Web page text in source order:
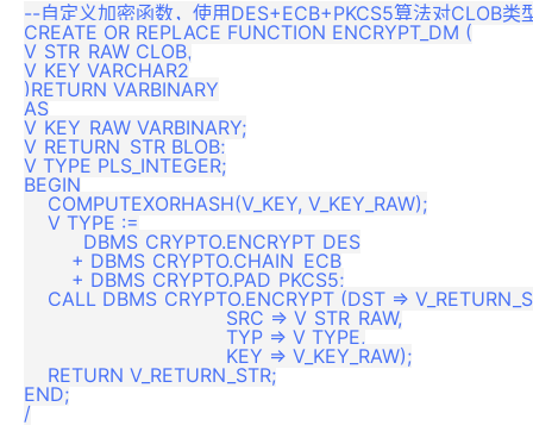
--自定义加密函数，使用DES+ECB+PKCS5算法对CLOB类
CREATE OR REPLACE FUNCTION ENCRYPT_DM (
V_STR_RAW CLOB,
V_KEY VARCHAR2
)RETURN VARBINARY
AS
V_KEY_RAW VARBINARY;
V_RETURN_STR BLOB;
V_TYPE PLS_INTEGER;
BEGIN
    COMPUTEXORHASH(V_KEY, V_KEY_RAW);
    V_TYPE :=
          DBMS_CRYPTO.ENCRYPT_DES
        + DBMS_CRYPTO.CHAIN_ECB
        + DBMS_CRYPTO.PAD_PKCS5;
CALL DBMS_CRYPTO.ENCRYPT (DST =>
                                  SRC => V_STR_RAW,
                                  TYP => V_TYPE,
                                  KEY => V_KEY_RAW);
    RETURN V_RETURN_STR;
END;
/